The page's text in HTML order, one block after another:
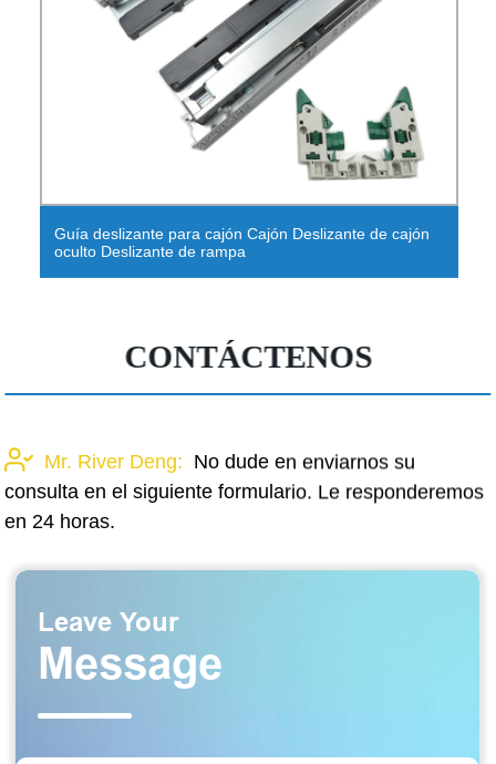
Petty PC Cajón Cajón Cajón Internacional
CONTÁCTENOS
Mr. River Deng: No dude en enviarnos su
consulta en el siguiente formulario. Le responderemos
en 24 horas.